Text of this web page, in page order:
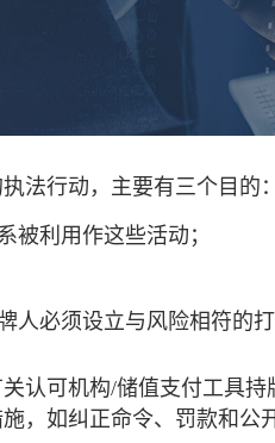
执法行动，主要有三个目的：
被利用作这些活动；
人必须设立与风险相符的
认可机构/储值支付工具
，如纠正命令、罚款和公